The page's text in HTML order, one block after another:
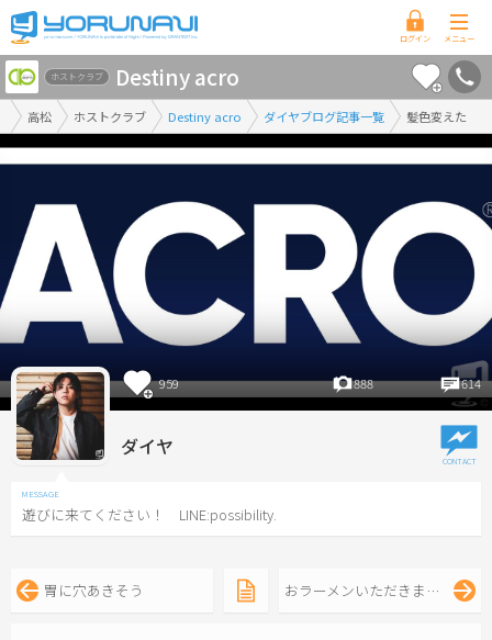
香
川
県
版
高松 ホストクラブ Destiny acro ダイヤブログ記事一覧 髪色変えた
ホストクラブ Destiny acro
959 888 614
ダイヤ
遊びに来てください！ LINE:possibility.
胃に穴あきそう おラーメンいただきました！